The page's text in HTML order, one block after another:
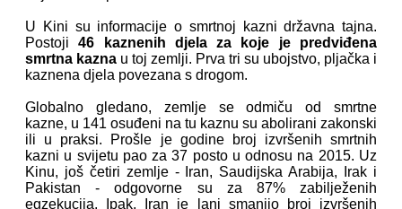
U Kini su informacije o smrtnoj kazni državna tajna.
Postoji46 kaznenih djela za koje je predviđena
smrtna kazna u toj zemlji. Prva tri su ubojstvo, pljačka i
kaznena djela povezana s drogom.
Globalno gledano, zemlje se odmiču od smrtne
kazne, u 141 osuđeni na tu kaznu su abolirani zakonski
ili u praksi. Prošle je godine broj izvršenih smrtnih
kazni u svijetu pao za 37 posto u odnosu na 2015. Uz
Kinu, još četiri zemlje - Iran, Saudijska Arabija, Irak i
Pakistan - odgovorne su za 87% zabilježenih
egzekucija. Ipak, Iran je lani smanjio broj izvršenih